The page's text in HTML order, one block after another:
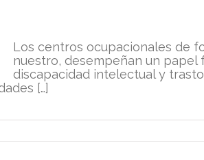
Los centros ocupacionales de
nuestro, desempeñan un papel
discapacidad intelectual y
[…]